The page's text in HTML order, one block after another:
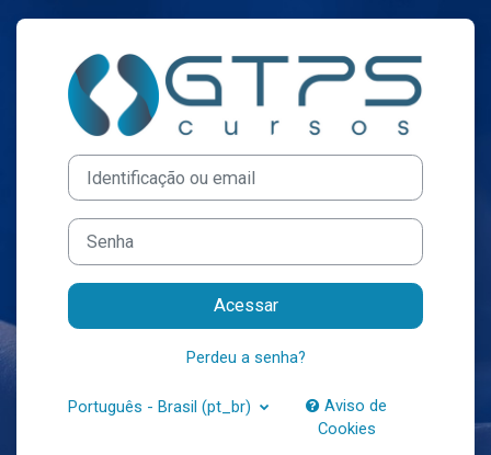
Acesso a GTPS
Identificação ou email
Senha
Acessar
Perdeu a senha?
Português - Brasil ‎(pt_br)‎
Aviso de
Cookies